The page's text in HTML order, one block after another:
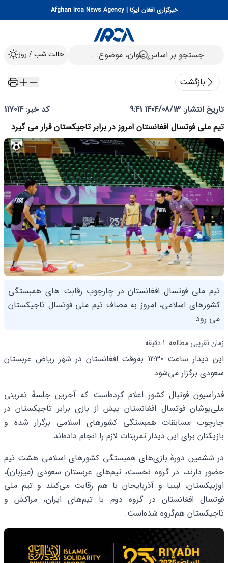
خبرگزاری افغان ایرکا | Afghan Irca News Agency
حالت شب / روز
بازگشت
تاریخ انتشار: 1404/08/13 9:41
کد خبر: 117014
تیم ملی فوتسال افغانستان امروز در برابر تاجیکستان قرار می گیرد
تیم ملی فوتسال افغانستان در چارچوب رقابت های همبستگی
کشورهای اسلامی، امروز به مصاف تیم ملی فوتسال تاجیکستان
می رود.
زمان تقریبی مطالعه: 1 دقیقه
این دیدار ساعت 12:30 به‌وقت افغانستان در شهر ریاض عربستان
سعودی برگزار می‌شود.
فدراسیون فوتبال کشور اعلام کرده‌است که آخرین جلسۀ تمرینی
ملی‌پوشان فوتسال افغانستان پیش از بازی برابر تاجیکستان در
چارچوب مسابقات همبستگی کشورهای اسلامی برگزار شده و
بازیکنان برای این دیدار تمرینات لازم را انجام داده‌اند.
در ششمین دورۀ بازی‌های همبستگی کشورهای اسلامی هشت تیم
حضور دارند، در گروه نخست، تیم‌های عربستان سعودی (میزبان)،
اوزبیکستان، لیبیا و آذربایجان با هم رقابت می‌کنند و تیم ملی
فوتسال افغانستان در گروه دوم با تیم‌های ایران، مراکش و
تاجیکستان هم‌گروه شده‌است.